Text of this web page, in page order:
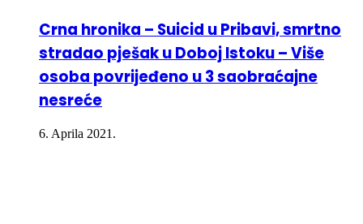
Crna hronika – Suicid u Pribavi, smrtno
stradao pješak u Doboj Istoku – Više
osoba povrijeđeno u 3 saobraćajne
nesreće
6. Aprila 2021.